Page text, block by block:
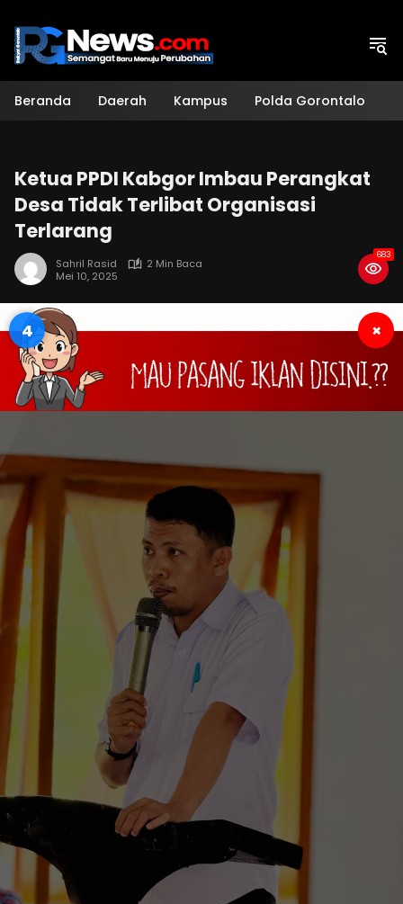
konten
Beranda Daerah Kampus Polda Gorontalo
Ketua PPDI Kabgor Imbau Perangkat
Desa Tidak Terlibat Organisasi
Terlarang
Sahril Rasid
2 Min Baca
Mei 10, 2025
683
3 ×